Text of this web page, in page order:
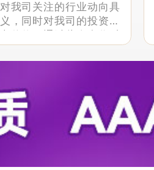
我司关注的行业动向具
，同时对我司的投资决
务和行业报告质量均满
...